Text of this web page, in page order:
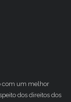
com um melhor
dos direitos dos